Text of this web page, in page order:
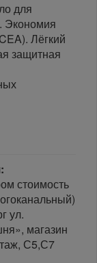
для
Экономия
Лёгкий
защитная
стоимость
ул.
магазин
С5,С7